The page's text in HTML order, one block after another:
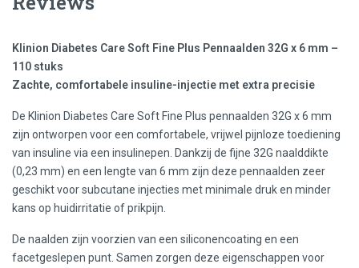
Klinion Diabetes Care Soft Fine Plus Pennaalden 32G x 6 mm –
110 stuks
Zachte, comfortabele insuline-injectie met extra precisie
De Klinion Diabetes Care Soft Fine Plus pennaalden 32G x 6 mm
zijn ontworpen voor een comfortabele, vrijwel pijnloze toediening
van insuline via een insulinepen. Dankzij de fijne 32G naalddikte
(0,23 mm) en een lengte van 6 mm zijn deze pennaalden zeer
geschikt voor subcutane injecties met minimale druk en minder
kans op huidirritatie of prikpijn.
De naalden zijn voorzien van een siliconencoating en een
facetgeslepen punt. Samen zorgen deze eigenschappen voor